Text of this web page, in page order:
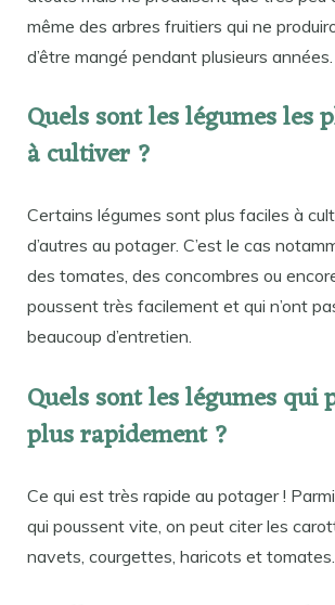
même des arbres fruitiers qui ne
d’être mangé pendant plusieurs années.
Quels sont les légumes les
à cultiver ?
Certains légumes sont plus faciles à
d’autres au potager. C’est le cas
des tomates, des concombres ou
poussent très facilement et qui n’ont
beaucoup d’entretien.
Quels sont les légumes qui
plus rapidement ?
Ce qui est très rapide au potager !
qui poussent vite, on peut citer les
navets, courgettes, haricots et tomates.